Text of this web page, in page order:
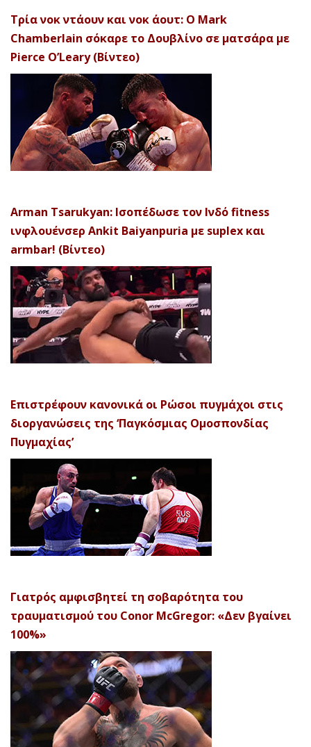
Τρία νοκ ντάουν και νοκ άουτ: Ο Mark
Chamberlain σόκαρε το Δουβλίνο σε ματσάρα με
Pierce O’Leary (Βίντεο)
Arman Tsarukyan: Ισοπέδωσε τον Ινδό fitness
ινφλουένσερ Ankit Baiyanpuria με suplex και
armbar! (Βίντεο)
Επιστρέφουν κανονικά οι Ρώσοι πυγμάχοι στις
διοργανώσεις της ‘Παγκόσμιας Ομοσπονδίας
Πυγμαχίας’
Γιατρός αμφισβητεί τη σοβαρότητα του
τραυματισμού του Conor McGregor: «Δεν βγαίνει
100%»